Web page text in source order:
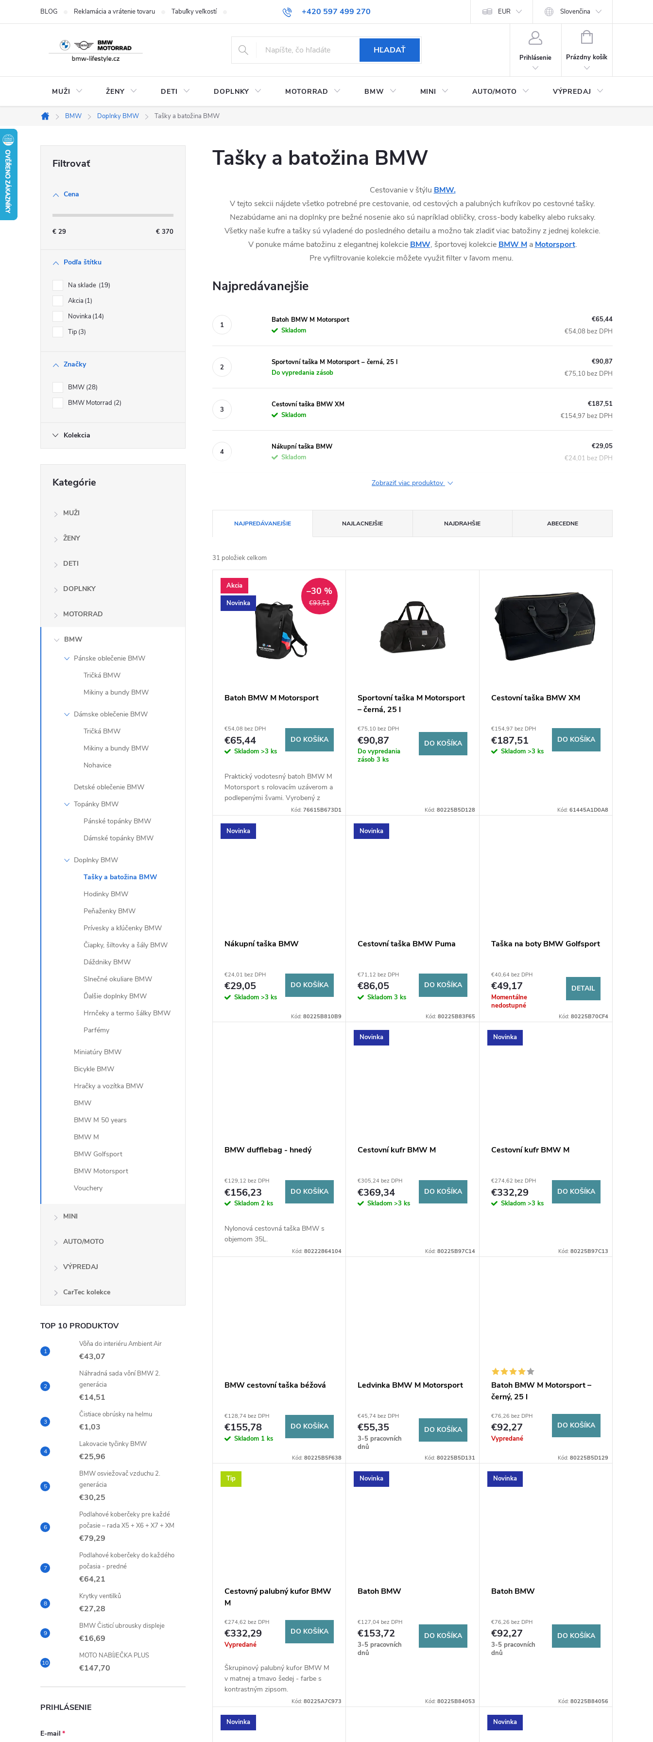
+420 597 499 270
BLOG Reklamácia a vrátenie tovaru Tabuľky veľkostí Obchodné podmienky Moja objednávka Podmienky ochrany osobných údajov
EUR Slovenčina
HĽADAŤ
Prihlásenie
NÁKUPNÝ
Prázdny košík
MUŽI ŽENY DETI DOPLNKY MOTORRAD BMW MINI AUTO/MOTO VÝPREDAJ
Domov
BMW Doplnky BMW Tašky a batožina BMW
Cena
€ 29 € 370
Podľa štítku
Na sklade 19
Akcia 1
Novinka 14
Tip 3
Značky
BMW 28
BMW Motorrad 2
Kolekcia
kategórie
Kategórie
MUŽI
ŽENY
DETI
DOPLNKY
MOTORRAD
BMW
Pánske oblečenie BMW
Tričká BMW
Mikiny a bundy BMW
Dámske oblečenie BMW
Tričká BMW
Mikiny a bundy BMW
Nohavice
Detské oblečenie BMW
Topánky BMW
Pánské topánky BMW
Dámské topánky BMW
Doplnky BMW
Tašky a batožina BMW
Hodinky BMW
Peňaženky BMW
Prívesky a kľúčenky BMW
Čiapky, šiltovky a šály BMW
Dáždniky BMW
Slnečné okuliare BMW
Ďalšie doplnky BMW
Hrnčeky a termo šálky BMW
Parfémy
Miniatúry BMW
Bicykle BMW
Hračky a vozítka BMW
BMW
BMW M 50 years
BMW M
BMW Golfsport
BMW Motorsport
Vouchery
MINI
AUTO/MOTO
VÝPREDAJ
CarTec kolekce
TOP 10 PRODUKTOV
Vôňa do interiéru Ambient Air
€43,07
Náhradná sada vôní BMW 2.
generácia
€14,51
Čistiace obrúsky na helmu
€1,03
Lakovacie tyčinky BMW
€25,96
BMW osviežovač vzduchu 2.
generácia
€30,25
Podlahové koberčeky pre každé
počasie – rada X5 + X6 + X7 + XM
€79,29
Podlahové koberčeky do každého
počasia - predné
€64,21
Krytky ventilků
€27,28
BMW Čisticí ubrousky displeje
€16,69
MOTO NABÍJEČKA PLUS
€147,70
PRIHLÁSENIE
E-mail
Tašky a batožina BMW
Cestovanie v štýlu BMW.
V tejto sekcii nájdete všetko potrebné pre cestovanie, od cestových a palubných kufríkov po cestovné tašky.
Nezabúdame ani na doplnky pre bežné nosenie ako sú napríklad obličky, cross-body kabelky alebo ruksaky.
Všetky naše kufre a tašky sú vyladené do posledného detailu a možno tak zladiť viac batožiny z jednej kolekcie.
V ponuke máme batožinu z elegantnej kolekcie BMW, športovej kolekcie BMW Ma Motorsport.
Pre vyfiltrovanie kolekcie môžete využit filter v ľavom menu.
Najpredávanejšie
Batoh BMW M Motorsport
Skladom
€65,44
€54,08 bez DPH
Sportovní taška M Motorsport – černá, 25 l
Do vypredania zásob
€90,87
€75,10 bez DPH
Cestovní taška BMW XM
Skladom
€187,51
€154,97 bez DPH
Nákupní taška BMW
Skladom
€29,05
€24,01 bez DPH
Zobraziť viac produktov
a
d
e
n
k
NAJPREDÁVANEJŠIE NAJLACNEJŠIE NAJDRAHŠIE ABECEDNE
31 položiek celkom
V
ý
k
Akcia
Novinka
€93,51
–30 %
Batoh BMW M Motorsport
€54,08 bez DPH
€65,44
Skladom >3 ks
DO KOŠÍKA
Praktický vodotesný batoh BMW M
Motorsport s rolovacím uzáverom a
podlepenými švami. Vyrobený z
odolného materiálu 600D s TPU
fanúšikov BMW do...
Kód:76615B673D1
Sportovní taška M Motorsport
– černá, 25 l
€75,10 bez DPH
€90,87
Do vypredania
zásob3 ks
DO KOŠÍKA
Kód: 80225B5D128
Cestovní taška BMW XM
€154,97 bez DPH
€187,51
Skladom >3 ks
DO KOŠÍKA
Kód: 61445A1D0A8
Novinka
Nákupní taška BMW
€24,01 bez DPH
€29,05
Skladom >3 ks
DO KOŠÍKA
Kód:80225B810B9
Novinka
Cestovní taška BMW Puma
€71,12 bez DPH
€86,05
Skladom3 ks
DO KOŠÍKA
Kód: 80225B83F65
Taška na boty BMW Golfsport
€40,64 bez DPH
€49,17
Momentálne
nedostupné
DETAIL
Kód: 80225B70CF4
BMW dufflebag - hnedý
€129,12 bez DPH
€156,23
Skladom 2 ks
DO KOŠÍKA
Nylonová cestovná taška BMW s
objemom 35L.
Kód:80222864104
Novinka
Cestovní kufr BMW M
€305,24 bez DPH
€369,34
Skladom>3 ks
DO KOŠÍKA
Kód: 80225B97C14
Novinka
Cestovní kufr BMW M
€274,62 bez DPH
€332,29
Skladom >3 ks
DO KOŠÍKA
Kód: 80225B97C13
BMW cestovní taška béžová
€128,74 bez DPH
€155,78
Skladom 1 ks
DO KOŠÍKA
Kód:80225B5F638
Ledvinka BMW M Motorsport
€45,74 bez DPH
€55,35
3-5 pracovních
dnů
DO KOŠÍKA
Kód: 80225B5D131
Batoh BMW M Motorsport –
černý, 25 l
€76,26 bez DPH
€92,27
Vypredané
DO KOŠÍKA
Kód: 80225B5D129
Tip
Cestovný palubný kufor BMW
M
€274,62 bez DPH
€332,29
Vypredané
DO KOŠÍKA
Škrupinový palubný kufor BMW M
v matnej a tmavo šedej - farbe s
kontrastným zipsom.
Kód:80225A7C973
Novinka
Batoh BMW
€127,04 bez DPH
€153,72
3-5 pracovních
dnů
DO KOŠÍKA
Kód: 80225B84053
Novinka
Batoh BMW
€76,26 bez DPH
€92,27
3-5 pracovních
dnů
DO KOŠÍKA
Kód: 80225B84056
Novinka Novinka